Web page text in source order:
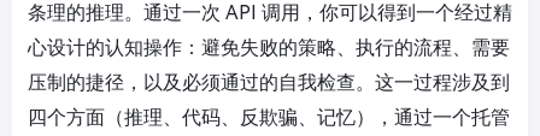
条理的推理。通过一次 API 调用，你可以得到一个经过精
心设计的认知操作：避免失败的策略、执行的流程、需要
压制的捷径，以及必须通过的自我检查。这一过程涉及到
四个方面（推理、代码、反欺骗、记忆），通过一个托管